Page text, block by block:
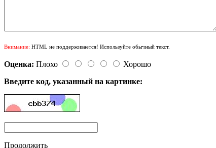
Внимание: HTML не поддерживается! Используйте обычный текст.
Оценка: Плохо
Хорошо
Введите код, указанный на картинке:
Продолжить